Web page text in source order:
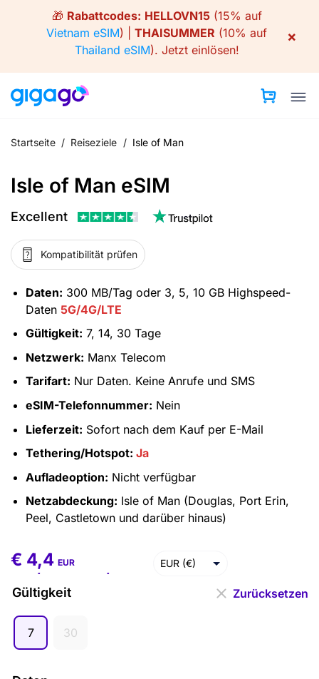
🎁 Rabattcodes: HELLOVN15(15% auf
Vietnam eSIM) | THAISUMMER (10% auf
Thailand eSIM). Jetzt einlösen!
×
Startseite / Reiseziele / Isle of Man
Isle of Man eSIM
Excellent
Kompatibilität prüfen
Daten: 300 MB/Tag oder 3, 5, 10 GB Highspeed-
Daten 5G/4G/LTE
Gültigkeit: 7, 14, 30 Tage
Netzwerk: Manx Telecom
Tarifart: Nur Daten. Keine Anrufe und SMS
eSIM-Telefonnummer: Nein
Lieferzeit: Sofort nach dem Kauf per E-Mail
Tethering/Hotspot: Ja
Aufladeoption: Nicht verfügbar
Netzabdeckung: Isle of Man (Douglas, Port Erin,
Peel, Castletown und darüber hinaus)
€ 4,4–€ EUR (€)
Gültigkeit
7 30
Zurücksetzen
€ 4,4 EUR